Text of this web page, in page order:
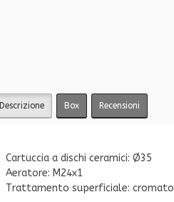
Descrizione Box Recensioni
Cartuccia a dischi ceramici: Ø35
Aeratore: M24x1
Trattamento superficiale: cromato